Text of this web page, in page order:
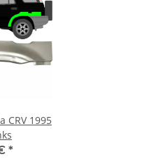
CRV 1995
*